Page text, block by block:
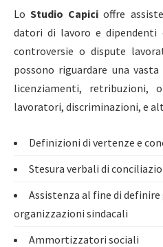
LoStudio Capici offre
datori di lavoro e
controversie o dispute
possono riguardare una
licenziamenti, retribuzioni,
lavoratori, discriminazioni, e
Definizioni di vertenze e
Stesura verbali di
Assistenza al fine di
organizzazioni sindacali
Ammortizzatori sociali